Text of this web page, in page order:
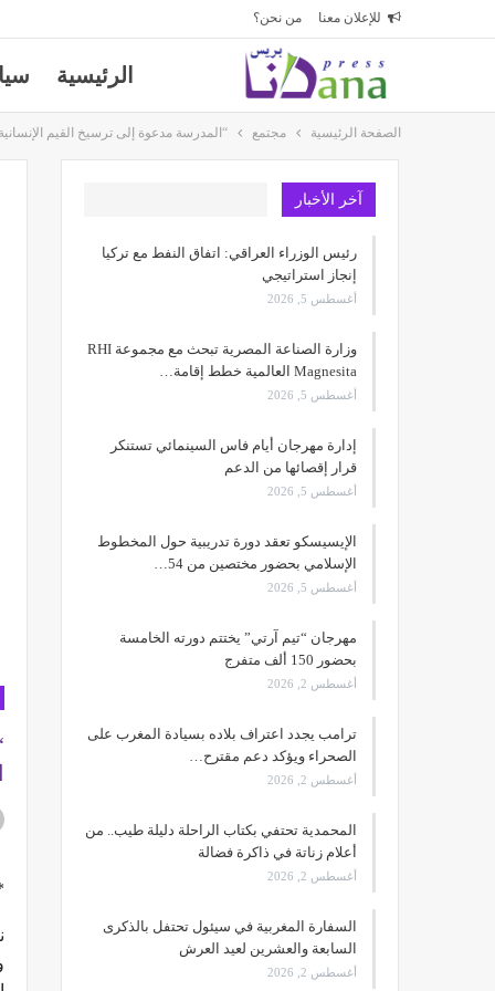
للإعلان معنا من نحن؟
الرئيسية
الصفحة الرئيسية مجتمع “المدرسة مدعوة إلى ترسيخ القيم
آخر الأخبار
رئيس الوزراء العراقي: اتفاق النفط مع تركيا
إنجاز استراتيجي
أغسطس 5, 2026
وزارة الصناعة المصرية تبحث مع مجموعة RHI
Magnesita العالمية خطط إقامة…
أغسطس 5, 2026
إدارة مهرجان أيام فاس السينمائي تستنكر
قرار إقصائها من الدعم
أغسطس 5, 2026
الإيسيسكو تعقد دورة تدريبية حول المخطوط
الإسلامي بحضور مختصين من 54…
أغسطس 5, 2026
مهرجان “تيم آرتي” يختتم دورته الخامسة
بحضور 150 ألف متفرج
أغسطس 2, 2026
ترامب يجدد اعتراف بلاده بسيادة المغرب على
الصحراء ويؤكد دعم مقترح…
أغسطس 2, 2026
المحمدية تحتفي بكتاب الراحلة دليلة طيب.. من
أعلام زناتة في ذاكرة فضالة
أغسطس 2, 2026
السفارة المغربية في سيئول تحتفل بالذكرى
السابعة والعشرين لعيد العرش
أغسطس 2, 2026